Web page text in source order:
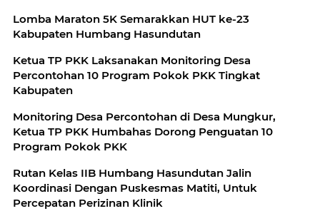
Lomba Maraton 5K Semarakkan HUT ke-23
Kabupaten Humbang Hasundutan
Ketua TP PKK Laksanakan Monitoring Desa
Percontohan 10 Program Pokok PKK Tingkat
Kabupaten
Monitoring Desa Percontohan di Desa Mungkur,
Ketua TP PKK Humbahas Dorong Penguatan 10
Program Pokok PKK
Rutan Kelas IIB Humbang Hasundutan Jalin
Koordinasi Dengan Puskesmas Matiti, Untuk
Percepatan Perizinan Klinik